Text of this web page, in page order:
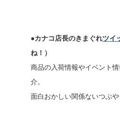
●カナコ店長のきまぐれツイ
ね！）
商品の入荷情報やイベント
介。
面白おかしい関係ないつぶや